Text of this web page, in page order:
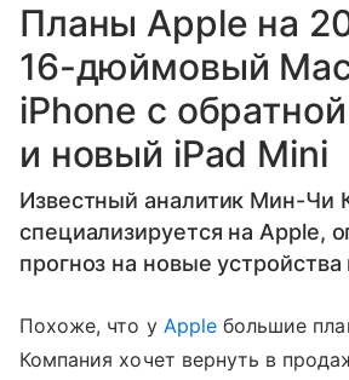
Планы Apple на
16-дюймовый
iPhone с
и новый iPad Mini
Известный аналитик Мин-Чи
специализируется на Apple,
прогноз на новые
Похоже, что у Appleбольшие
Компания хочет вернуть в